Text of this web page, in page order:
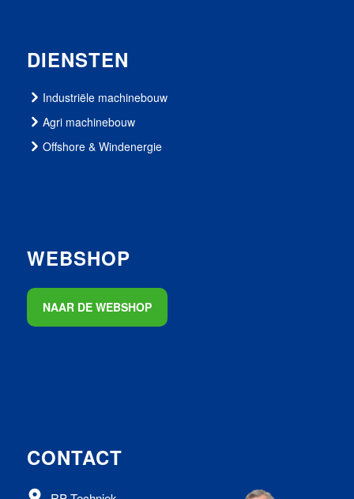
DIENSTEN
Industriële machinebouw
Agri machinebouw
Offshore & Windenergie
WEBSHOP
NAAR DE WEBSHOP
CONTACT